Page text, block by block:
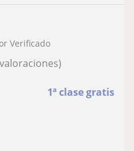
1ª clase gratis
Verificado